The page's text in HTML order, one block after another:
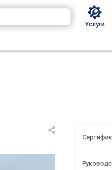
Услуги